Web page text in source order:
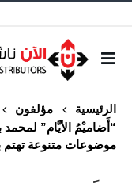
الرئيسية مؤلفون
“أَضاميْمُ الأيَّام”
موضوعات متنوعة تهتم